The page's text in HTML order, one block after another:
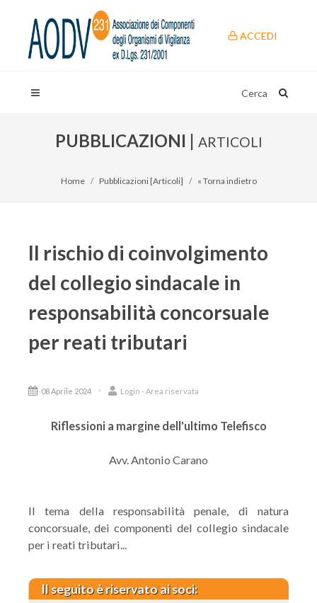
ACCEDI
Cerca
PUBBLICAZIONI | ARTICOLI
Home Pubblicazioni [Articoli] « Torna indietro
Il rischio di coinvolgimento
del collegio sindacale in
responsabilità concorsuale
per reati tributari
08 Aprile 2024 Login - Area riservata
Riflessioni a margine dell'ultimo Telefisco
Avv. Antonio Carano
Il tema della responsabilità penale, di natura
concorsuale, dei componenti del collegio sindacale
per i reati tributari...
Il seguito è riservato ai soci: